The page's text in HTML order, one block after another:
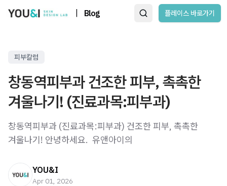
Blog 플레이스 바로가기
피부칼럼
창동역피부과 건조한 피부, 촉촉한
겨울나기! (진료과목:피부과)
창동역피부과 (진료과목:피부과) 건조한 피부, 촉촉한
겨울나기! 안녕하세요. ​ 유앤아이의
YOU&I
Apr 01, 2026